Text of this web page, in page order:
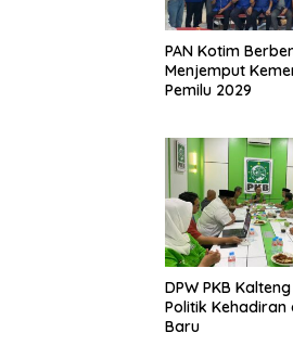
PAN Kotim
Menjemput
Pemilu 2029
DPW PKB
Politik Kehadiran
Baru